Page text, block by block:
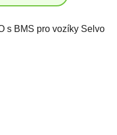
s BMS pro vozíky Selvo